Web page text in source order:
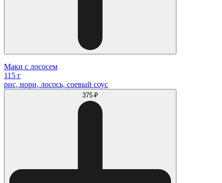
Маки с лососем
115 г
рис, нори, лосось, соевый соус
375 ₽